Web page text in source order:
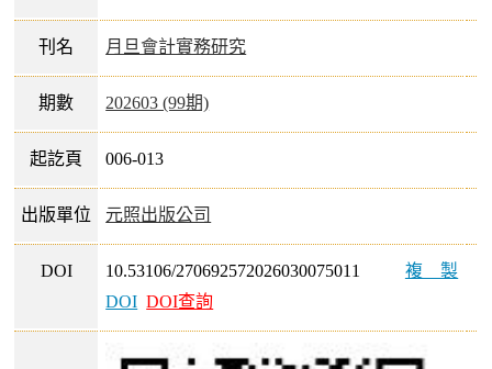
刊名 月旦會計實務研究
期數 202603 (99期)
起訖頁 006-013
出版單位 元照出版公司
DOI 10.53106/270692572026030075011 複製
DOI DOI查詢